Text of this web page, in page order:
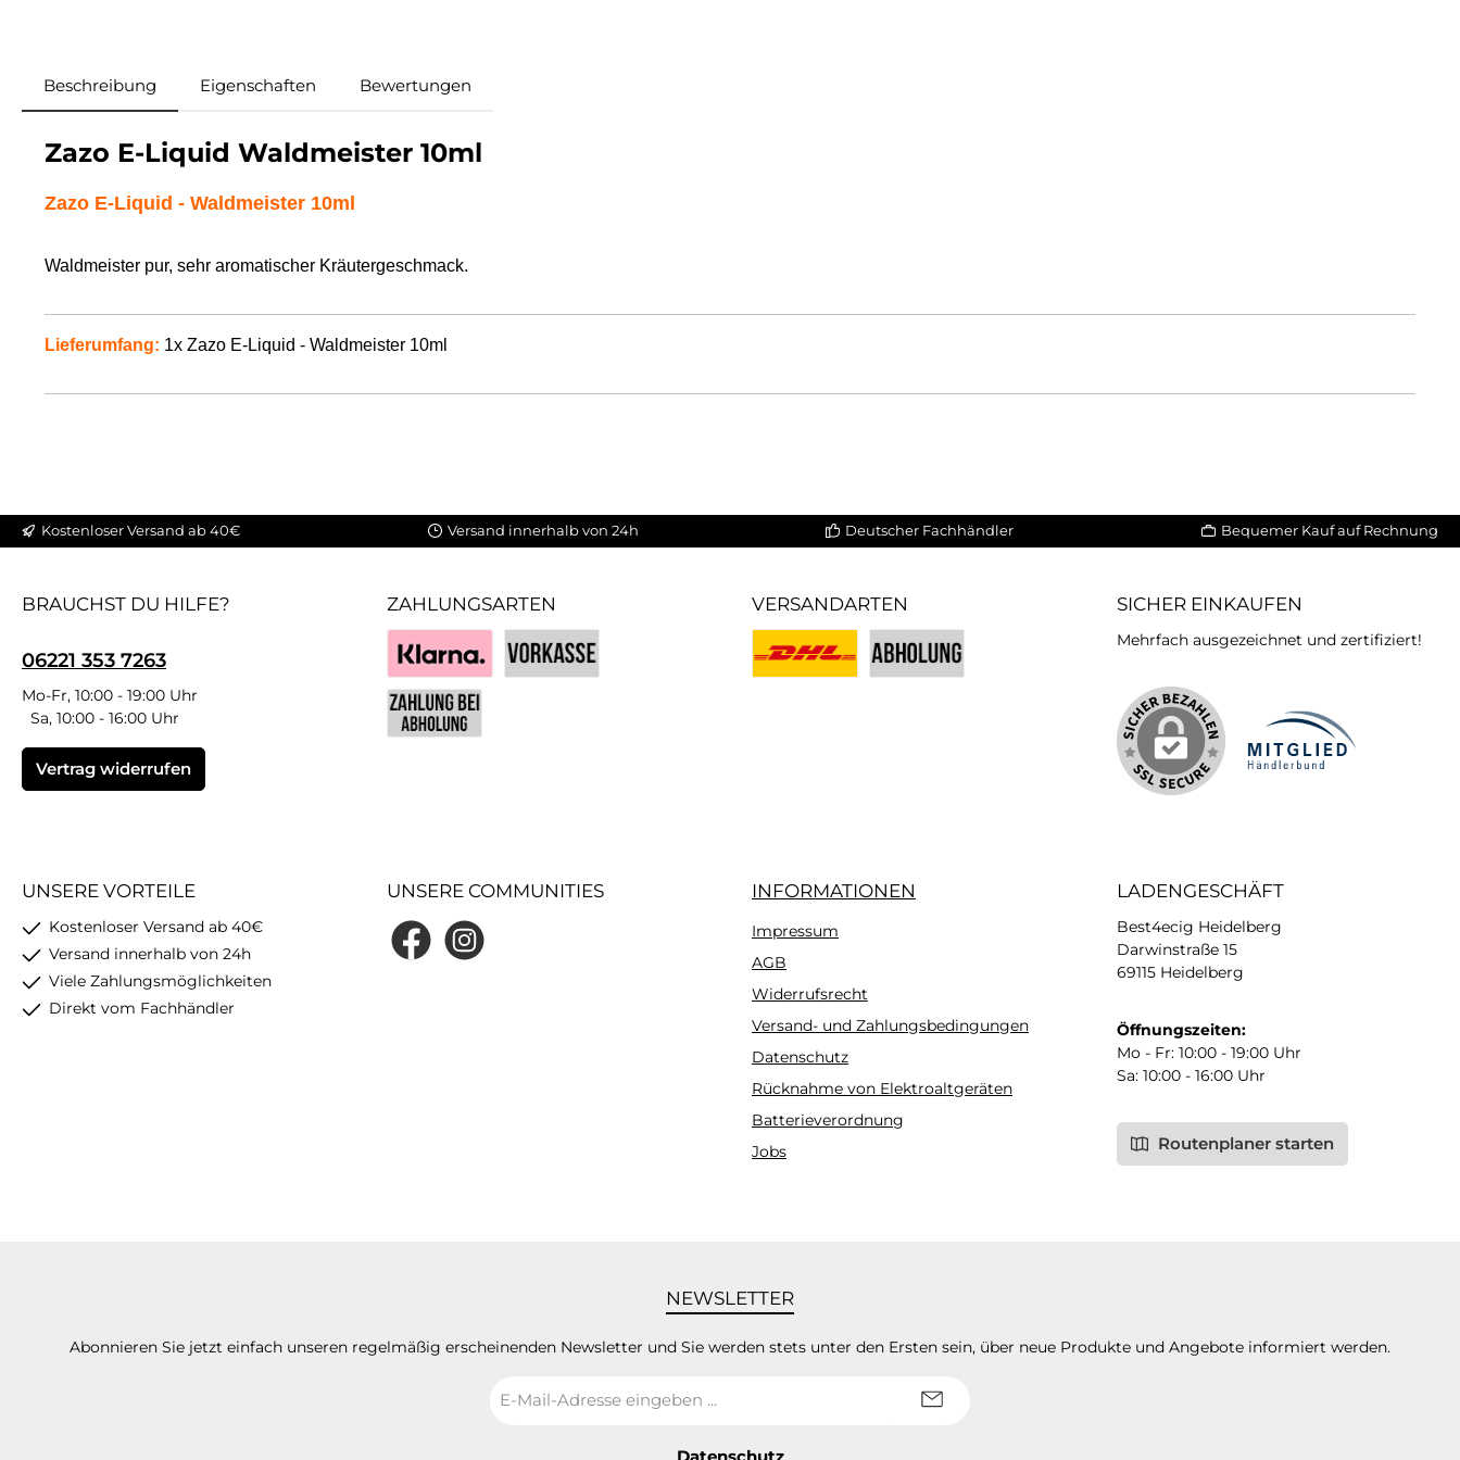
Beschreibung Eigenschaften Bewertungen
Zazo E-Liquid Waldmeister 10ml
Zazo E-Liquid - Waldmeister 10ml
Waldmeister pur, sehr aromatischer Kräutergeschmack.
Lieferumfang: 1x Zazo E-Liquid - Waldmeister 10ml
Kostenloser Versand ab 40€ Versand innerhalb von 24h Deutscher Fachhändler Bequemer Kauf auf Rechnung
BRAUCHST DU HILFE?
06221 353 7263
Mo-Fr, 10:00 - 19:00 Uhr
Sa, 10:00 - 16:00 Uhr
Vertrag widerrufen
ZAHLUNGSARTEN
Klarna
VERSANDARTEN SICHER EINKAUFEN
Mehrfach ausgezeichnet und zertifiziert!
UNSERE VORTEILE
Kostenloser Versand ab 40€
Versand innerhalb von 24h
Viele Zahlungsmöglichkeiten
Direkt vom Fachhändler
UNSERE COMMUNITIES
FacebookInstagram
INFORMATIONEN
Impressum
AGB
Widerrufsrecht
Versand- und Zahlungsbedingungen
Datenschutz
Rücknahme von Elektroaltgeräten
Batterieverordnung
Jobs
LADENGESCHÄFT
Best4ecig Heidelberg
Darwinstraße 15
69115 Heidelberg
Öffnungszeiten:
Mo - Fr: 10:00 - 19:00 Uhr
Sa: 10:00 - 16:00 Uhr
Routenplaner starten
NEWSLETTER
Abonnieren Sie jetzt einfach unseren regelmäßig erscheinenden Newsletter und Sie werden stets unter den Ersten sein, über neue Produkte und Angebote informiert werden.
Mail-